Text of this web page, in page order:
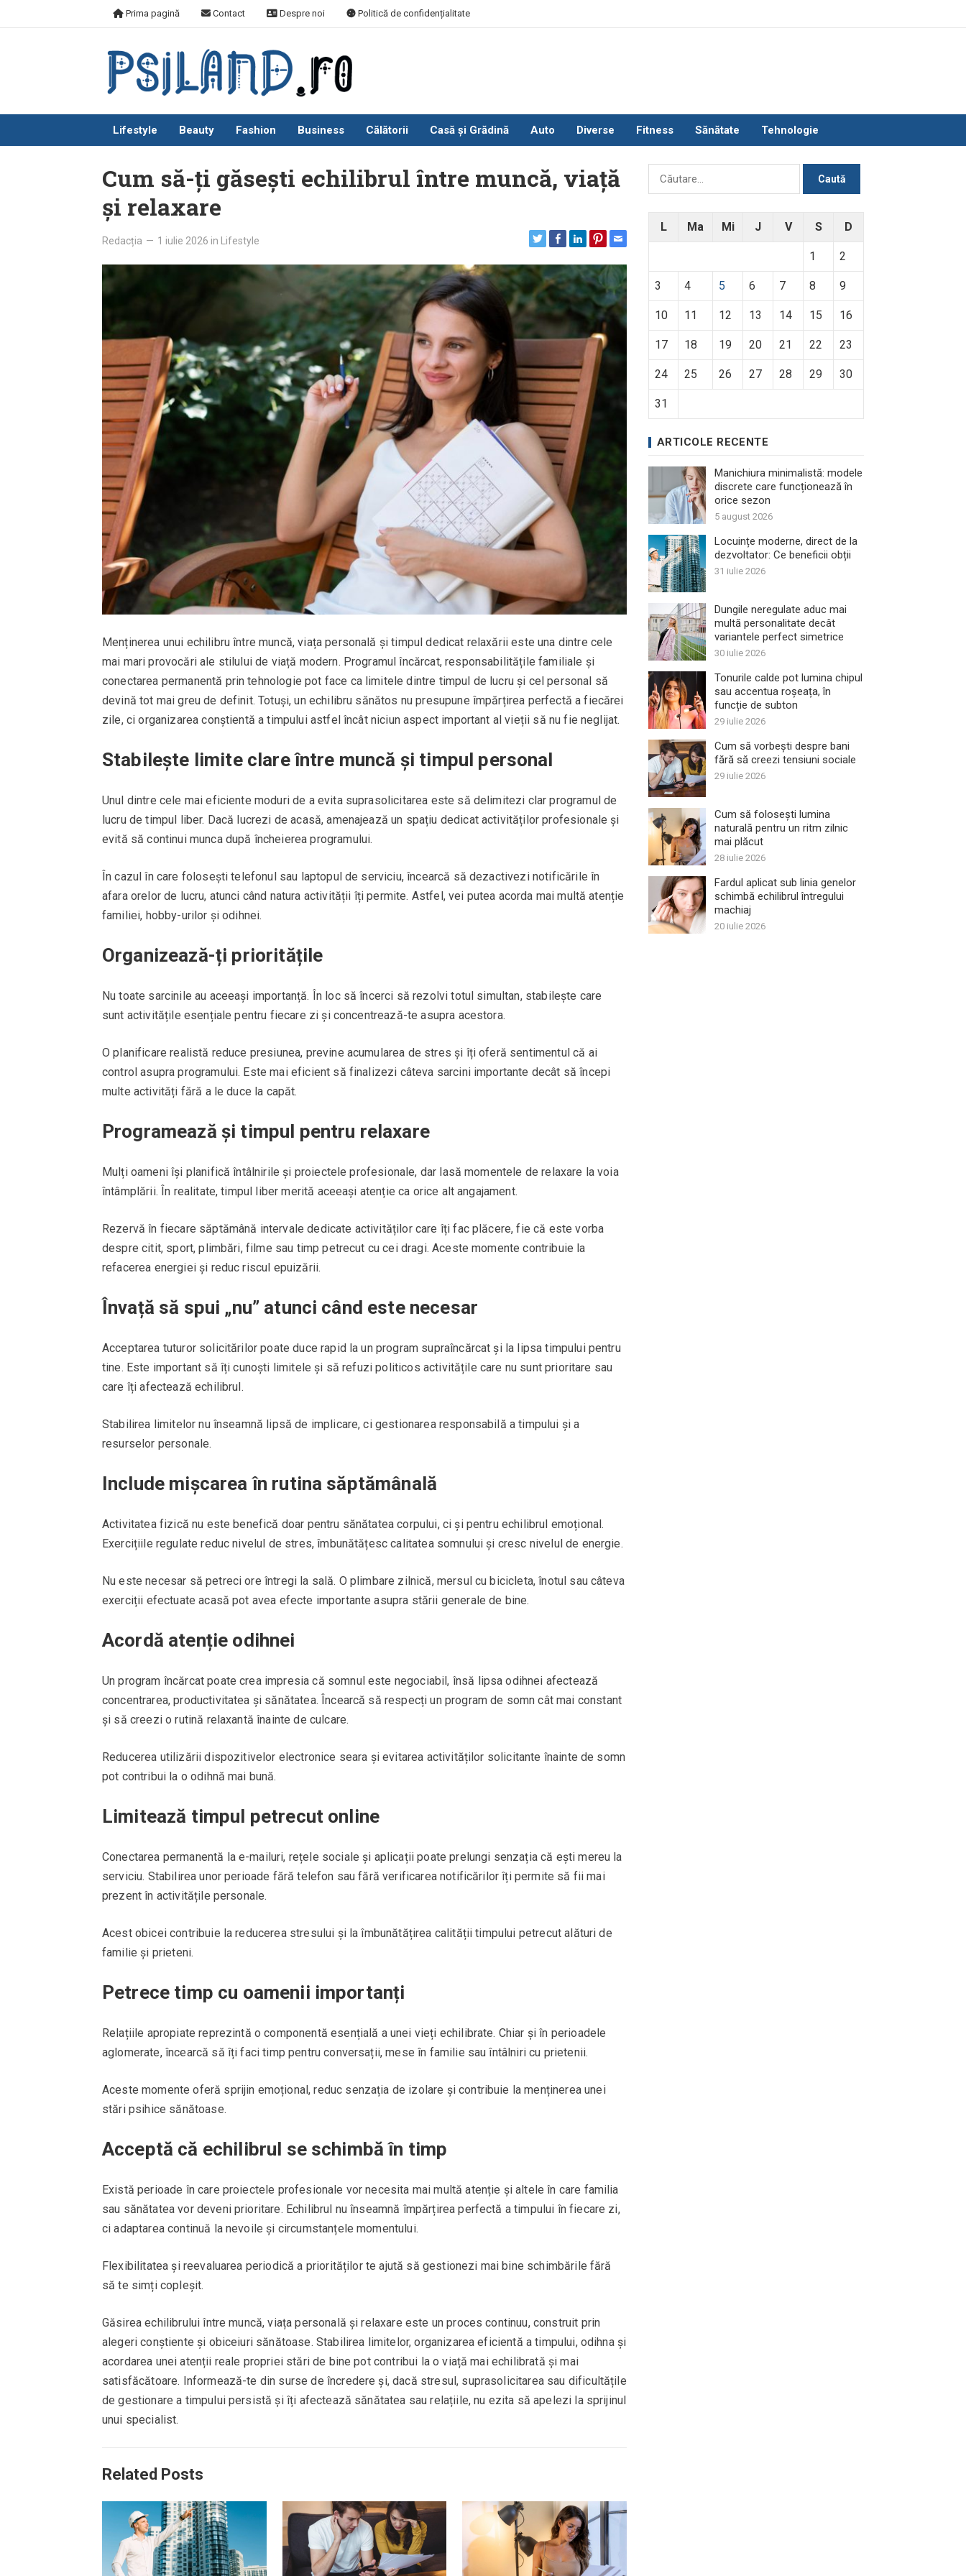
Prima pagină Contact Despre noi Politică de confidențialitate
Lifestyle Beauty Fashion Business Călătorii Casă și Grădină Auto Diverse Fitness Sănătate Tehnologie
Cum să-ți găsești echilibrul între muncă, viață
și relaxare
Redacția — 1 iulie 2026 in Lifestyle
Menținerea unui echilibru între muncă, viața personală și timpul dedicat relaxării este una dintre cele
mai mari provocări ale stilului de viață modern. Programul încărcat, responsabilitățile familiale și
conectarea permanentă prin tehnologie pot face ca limitele dintre timpul de lucru și cel personal să
devină tot mai greu de definit. Totuși, un echilibru sănătos nu presupune împărțirea perfectă a fiecărei
zile, ci organizarea conștientă a timpului astfel încât niciun aspect important al vieții să nu fie neglijat.
Stabilește limite clare între muncă și timpul personal
Unul dintre cele mai eficiente moduri de a evita suprasolicitarea este să delimitezi clar programul de
lucru de timpul liber. Dacă lucrezi de acasă, amenajează un spațiu dedicat activităților profesionale și
evită să continui munca după încheierea programului.
În cazul în care folosești telefonul sau laptopul de serviciu, încearcă să dezactivezi notificările în
afara orelor de lucru, atunci când natura activității îți permite. Astfel, vei putea acorda mai multă atenție
familiei, hobby-urilor și odihnei.
Organizează-ți prioritățile
Nu toate sarcinile au aceeași importanță. În loc să încerci să rezolvi totul simultan, stabilește care
sunt activitățile esențiale pentru fiecare zi și concentrează-te asupra acestora.
O planificare realistă reduce presiunea, previne acumularea de stres și îți oferă sentimentul că ai
control asupra programului. Este mai eficient să finalizezi câteva sarcini importante decât să începi
multe activități fără a le duce la capăt.
Programează și timpul pentru relaxare
Mulți oameni își planifică întâlnirile și proiectele profesionale, dar lasă momentele de relaxare la voia
întâmplării. În realitate, timpul liber merită aceeași atenție ca orice alt angajament.
Rezervă în fiecare săptămână intervale dedicate activităților care îți fac plăcere, fie că este vorba
despre citit, sport, plimbări, filme sau timp petrecut cu cei dragi. Aceste momente contribuie la
refacerea energiei și reduc riscul epuizării.
Învață să spui „nu” atunci când este necesar
Acceptarea tuturor solicitărilor poate duce rapid la un program supraîncărcat și la lipsa timpului pentru
tine. Este important să îți cunoști limitele și să refuzi politicos activitățile care nu sunt prioritare sau
care îți afectează echilibrul.
Stabilirea limitelor nu înseamnă lipsă de implicare, ci gestionarea responsabilă a timpului și a
resurselor personale.
Include mișcarea în rutina săptămânală
Activitatea fizică nu este benefică doar pentru sănătatea corpului, ci și pentru echilibrul emoțional.
Exercițiile regulate reduc nivelul de stres, îmbunătățesc calitatea somnului și cresc nivelul de energie.
Nu este necesar să petreci ore întregi la sală. O plimbare zilnică, mersul cu bicicleta, înotul sau câteva
exerciții efectuate acasă pot avea efecte importante asupra stării generale de bine.
Acordă atenție odihnei
Un program încărcat poate crea impresia că somnul este negociabil, însă lipsa odihnei afectează
concentrarea, productivitatea și sănătatea. Încearcă să respecți un program de somn cât mai constant
și să creezi o rutină relaxantă înainte de culcare.
Reducerea utilizării dispozitivelor electronice seara și evitarea activităților solicitante înainte de somn
pot contribui la o odihnă mai bună.
Limitează timpul petrecut online
Conectarea permanentă la e-mailuri, rețele sociale și aplicații poate prelungi senzația că ești mereu la
serviciu. Stabilirea unor perioade fără telefon sau fără verificarea notificărilor îți permite să fii mai
prezent în activitățile personale.
Acest obicei contribuie la reducerea stresului și la îmbunătățirea calității timpului petrecut alături de
familie și prieteni.
Petrece timp cu oamenii importanți
Relațiile apropiate reprezintă o componentă esențială a unei vieți echilibrate. Chiar și în perioadele
aglomerate, încearcă să îți faci timp pentru conversații, mese în familie sau întâlniri cu prietenii.
Aceste momente oferă sprijin emoțional, reduc senzația de izolare și contribuie la menținerea unei
stări psihice sănătoase.
Acceptă că echilibrul se schimbă în timp
Există perioade în care proiectele profesionale vor necesita mai multă atenție și altele în care familia
sau sănătatea vor deveni prioritare. Echilibrul nu înseamnă împărțirea perfectă a timpului în fiecare zi,
ci adaptarea continuă la nevoile și circumstanțele momentului.
Flexibilitatea și reevaluarea periodică a priorităților te ajută să gestionezi mai bine schimbările fără
să te simți copleșit.
Găsirea echilibrului între muncă, viața personală și relaxare este un proces continuu, construit prin
alegeri conștiente și obiceiuri sănătoase. Stabilirea limitelor, organizarea eficientă a timpului, odihna și
acordarea unei atenții reale propriei stări de bine pot contribui la o viață mai echilibrată și mai
satisfăcătoare. Informează-te din surse de încredere și, dacă stresul, suprasolicitarea sau dificultățile
de gestionare a timpului persistă și îți afectează sănătatea sau relațiile, nu ezita să apelezi la sprijinul
unui specialist.
Related Posts
Caută
L Ma Mi J V S D
1 2
3 4 5 6 7 8 9
10 11 12 13 14 15 16
17 18 19 20 21 22 23
24 25 26 27 28 29 30
31
ARTICOLE RECENTE
Manichiura minimalistă: modele
discrete care funcționează în
orice sezon
5 august 2026
Locuințe moderne, direct de la
dezvoltator: Ce beneficii obții
31 iulie 2026
Dungile neregulate aduc mai
multă personalitate decât
variantele perfect simetrice
30 iulie 2026
Tonurile calde pot lumina chipul
sau accentua roșeața, în
funcție de subton
29 iulie 2026
Cum să vorbești despre bani
fără să creezi tensiuni sociale
29 iulie 2026
Cum să folosești lumina
naturală pentru un ritm zilnic
mai plăcut
28 iulie 2026
Fardul aplicat sub linia genelor
schimbă echilibrul întregului
machiaj
20 iulie 2026